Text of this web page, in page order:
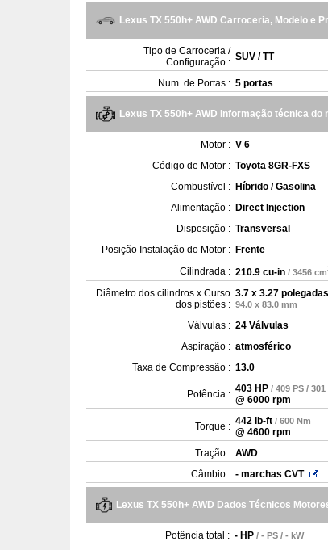
Lexus TX 550h+ AWD Carroceria, Modelo e
Tipo de Carroceria /
Configuração : SUV / TT
Num. de Portas : 5 portas
Lexus TX 550h+ AWD Informação técnica do
Motor : V 6
Código de Motor : Toyota 8GR-FXS
Combustível : Híbrido / Gasolina
Alimentação : Direct Injection
Disposição : Transversal
Posição Instalação do Motor : Frente
Cilindrada : 210.9 cu-in / 3456 cm
Diâmetro dos cilindros x Curso
dos pistões :
3.7 x 3.27 polegadas
94.0 x 83.0 mm
Válvulas : 24 Válvulas
Aspiração : atmosférico
Taxa de Compressão : 13.0
Potência : 403 HP / 409 PS / 301
@ 6000 rpm
Torque : 442 lb-ft / 600 Nm
@ 4600 rpm
Tração : AWD
Câmbio : - marchas CVT
Lexus TX 550h+ AWD Dados Técnicos
Potência total : - HP / - PS / - kW